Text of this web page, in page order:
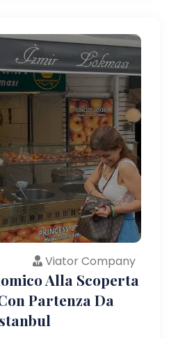
Viator Company
Alla Scoperta
Partenza Da